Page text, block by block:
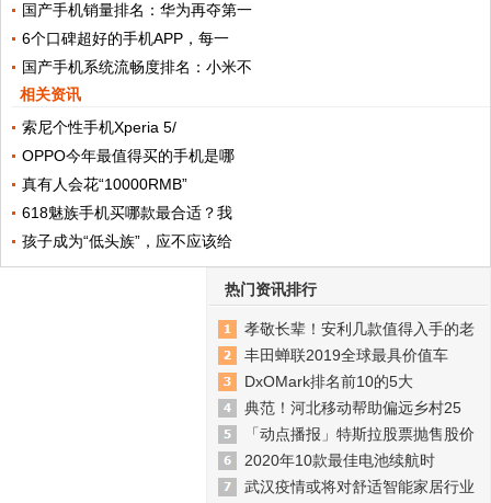
国产手机销量排名：华为再夺第一
6个口碑超好的手机APP，每一
国产手机系统流畅度排名：小米不
相关资讯
索尼个性手机Xperia 5/
OPPO今年最值得买的手机是哪
真有人会花“10000RMB”
618魅族手机买哪款最合适？我
孩子成为“低头族”，应不应该给
热门资讯排行
孝敬长辈！安利几款值得入手的老
丰田蝉联2019全球最具价值车
DxOMark排名前10的5大
典范！河北移动帮助偏远乡村25
「动点播报」特斯拉股票抛售股价
2020年10款最佳电池续航时
武汉疫情或将对舒适智能家居行业